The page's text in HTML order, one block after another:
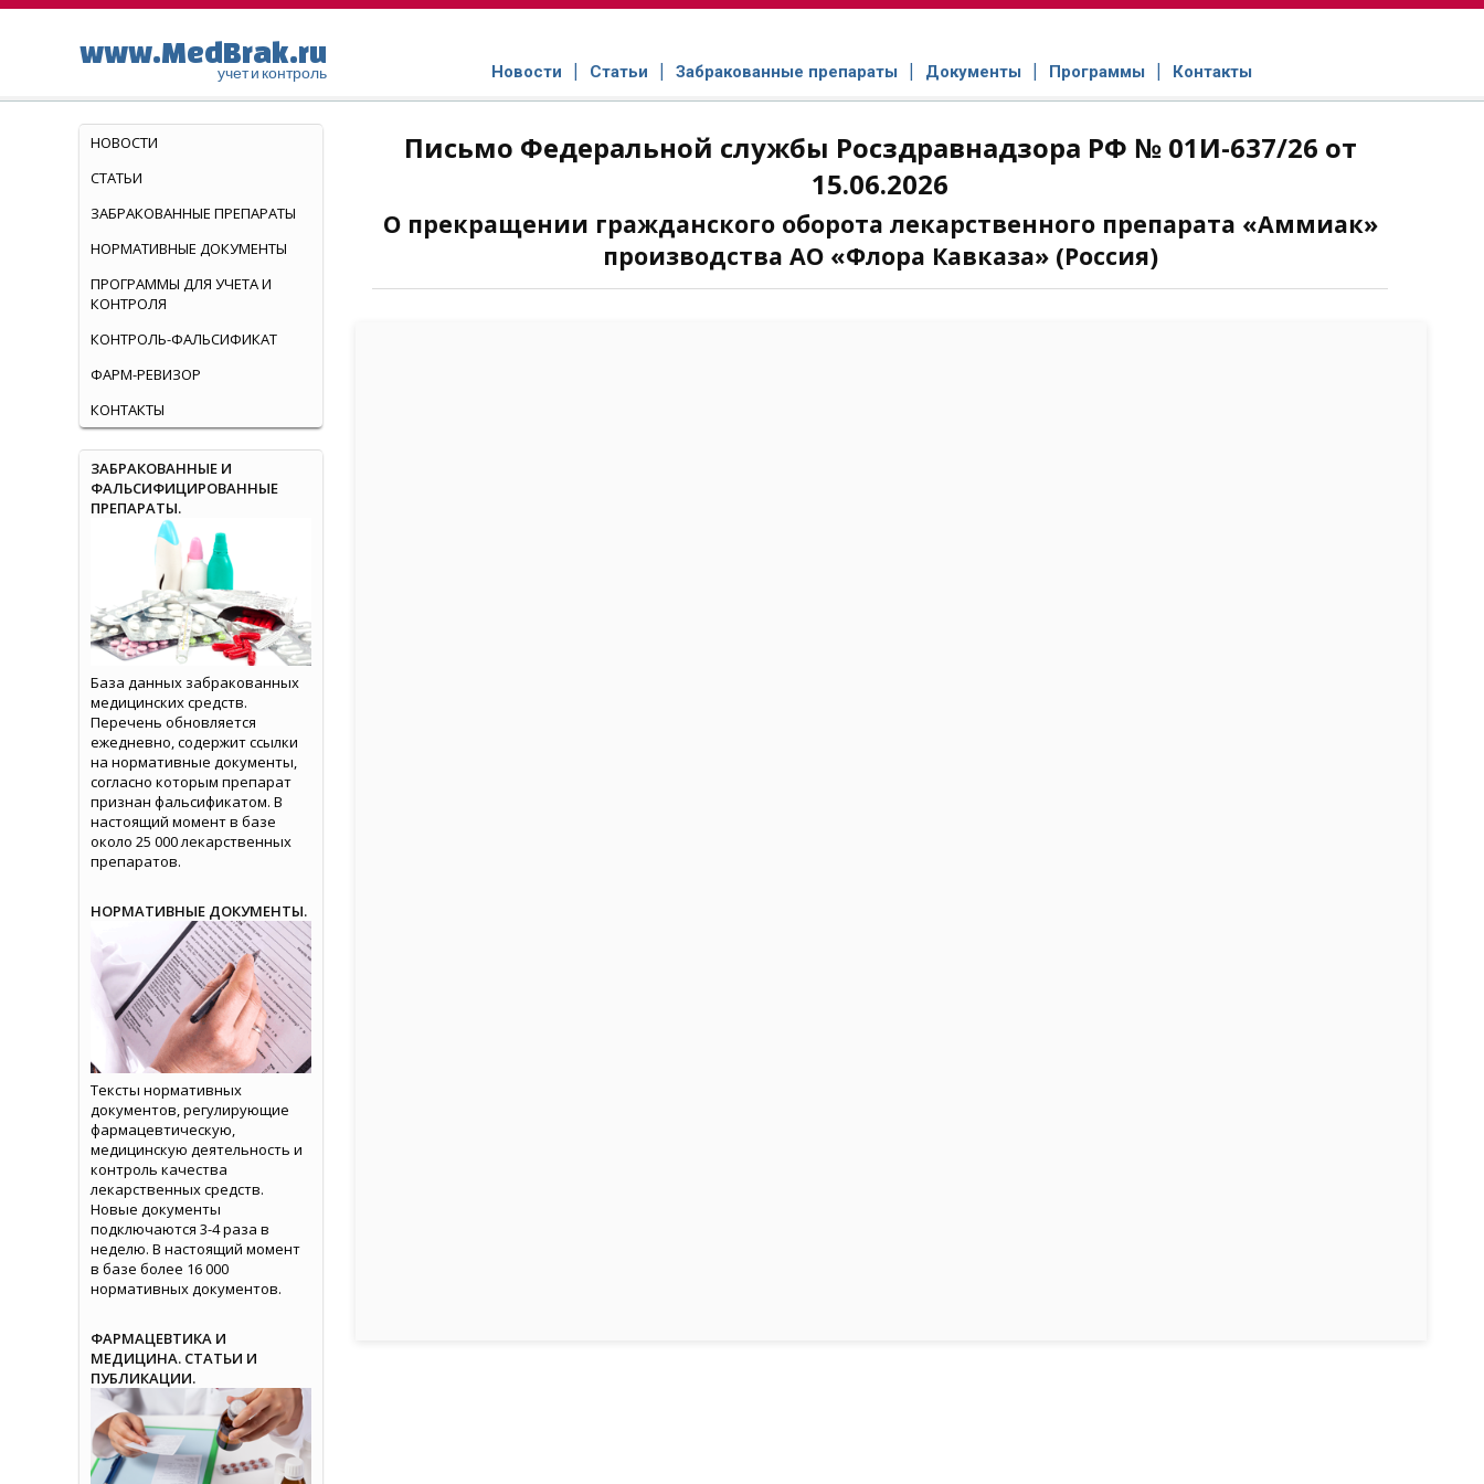
www.MedBrak.ru
учет и контроль Новости Статьи Забракованные препараты Документы Программы Контакты
Письмо Федеральной службы Росздравнадзора РФ № 01И-637/26 от
15.06.2026
О прекращении гражданского оборота лекарственного препарата «Аммиак»
производства АО «Флора Кавказа» (Россия)
НОВОСТИ
СТАТЬИ
ЗАБРАКОВАННЫЕ ПРЕПАРАТЫ
НОРМАТИВНЫЕ ДОКУМЕНТЫ
ПРОГРАММЫ ДЛЯ УЧЕТА И
КОНТРОЛЯ
КОНТРОЛЬ-ФАЛЬСИФИКАТ
ФАРМ-РЕВИЗОР
КОНТАКТЫ
ЗАБРАКОВАННЫЕ И
ФАЛЬСИФИЦИРОВАННЫЕ
ПРЕПАРАТЫ.
База данных забракованных
медицинских средств.
Перечень обновляется
ежедневно, содержит ссылки
на нормативные документы,
согласно которым препарат
признан фальсификатом. В
настоящий момент в базе
около 25 000 лекарственных
препаратов.
НОРМАТИВНЫЕ ДОКУМЕНТЫ.
Тексты нормативных
документов, регулирующие
фармацевтическую,
медицинскую деятельность и
контроль качества
лекарственных средств.
Новые документы
подключаются 3-4 раза в
неделю. В настоящий момент
в базе более 16 000
нормативных документов.
ФАРМАЦЕВТИКА И
МЕДИЦИНА. СТАТЬИ И
ПУБЛИКАЦИИ.